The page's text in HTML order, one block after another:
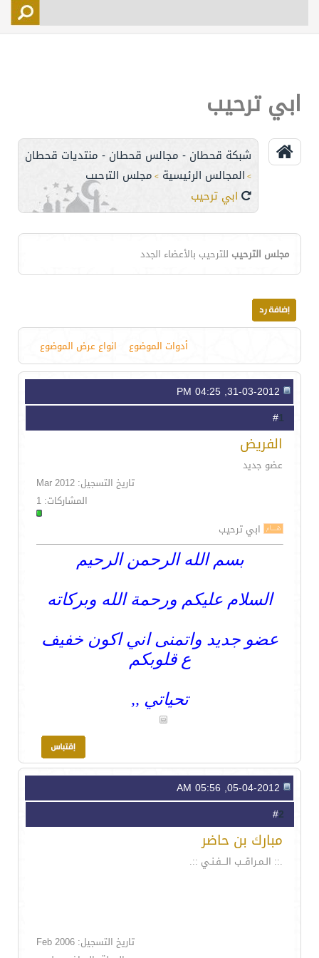
اتصل بنا
ابي ترحيب
شبكة قحطان - مجالس قحطان - منتديات قحطان
> المجالس الرئيسية > مجلس الترحيب
ابي ترحيب
مجلس الترحيب للترحيب بالأعضاء الجدد
أدوات الموضوع انواع عرض الموضوع
1
الفريض
عضو جديد
تاريخ التسجيل: Mar 2012
المشاركات: 1
ابي ترحيب
بسم الله الرحمن الرحيم
السلام عليكم ورحمة الله وبركاته
عضو جديد واتمنى اني اكون خفيف
ع قلوبكم
تحياتي ,,
2
مبارك بن حاضر
.:: الـمـراقــب الـــفـنـي ::.
تاريخ التسجيل: Feb 2006